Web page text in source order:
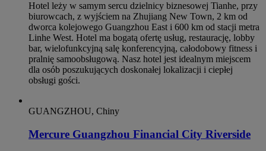
Hotel leży w samym sercu dzielnicy biznesowej Tianhe, przy
biurowcach, z wyjściem na Zhujiang New Town, 2 km od
dworca kolejowego Guangzhou East i 600 km od stacji metra
Linhe West. Hotel ma bogatą ofertę usług, restaurację, lobby
bar, wielofunkcyjną salę konferencyjną, całodobowy fitness i
pralnię samoobsługową. Nasz hotel jest idealnym miejscem
dla osób poszukujących doskonałej lokalizacji i ciepłej
obsługi gości.
GUANGZHOU, Chiny
Mercure Guangzhou Financial City Riverside